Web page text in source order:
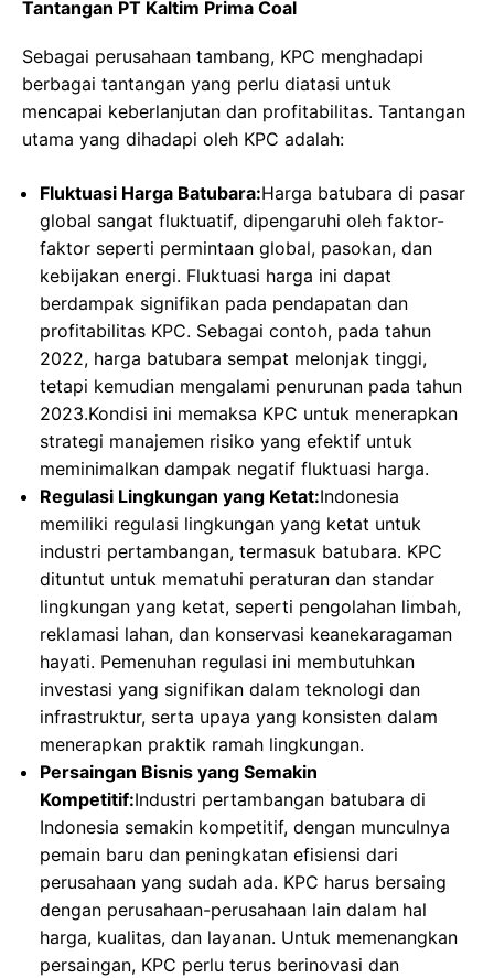
Tantangan PT Kaltim Prima Coal
Sebagai perusahaan tambang, KPC menghadapi
berbagai tantangan yang perlu diatasi untuk
mencapai keberlanjutan dan profitabilitas. Tantangan
utama yang dihadapi oleh KPC adalah:
Fluktuasi Harga Batubara:Harga batubara di pasar
global sangat fluktuatif, dipengaruhi oleh faktor-
faktor seperti permintaan global, pasokan, dan
kebijakan energi. Fluktuasi harga ini dapat
berdampak signifikan pada pendapatan dan
profitabilitas KPC. Sebagai contoh, pada tahun
2022, harga batubara sempat melonjak tinggi,
tetapi kemudian mengalami penurunan pada tahun
2023.Kondisi ini memaksa KPC untuk menerapkan
strategi manajemen risiko yang efektif untuk
meminimalkan dampak negatif fluktuasi harga.
Regulasi Lingkungan yang Ketat:Indonesia
memiliki regulasi lingkungan yang ketat untuk
industri pertambangan, termasuk batubara. KPC
dituntut untuk mematuhi peraturan dan standar
lingkungan yang ketat, seperti pengolahan limbah,
reklamasi lahan, dan konservasi keanekaragaman
hayati. Pemenuhan regulasi ini membutuhkan
investasi yang signifikan dalam teknologi dan
infrastruktur, serta upaya yang konsisten dalam
menerapkan praktik ramah lingkungan.
Persaingan Bisnis yang Semakin
Kompetitif:Industri pertambangan batubara di
Indonesia semakin kompetitif, dengan munculnya
pemain baru dan peningkatan efisiensi dari
perusahaan yang sudah ada. KPC harus bersaing
dengan perusahaan-perusahaan lain dalam hal
harga, kualitas, dan layanan. Untuk memenangkan
persaingan, KPC perlu terus berinovasi dan